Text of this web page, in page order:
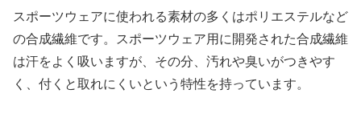
スポーツウェアに使われる素材の多くはポリエステルなど
の合成繊維です。スポーツウェア用に開発された合成繊維
は汗をよく吸いますが、その分、汚れや臭いがつきやす
く、付くと取れにくいという特性を持っています。